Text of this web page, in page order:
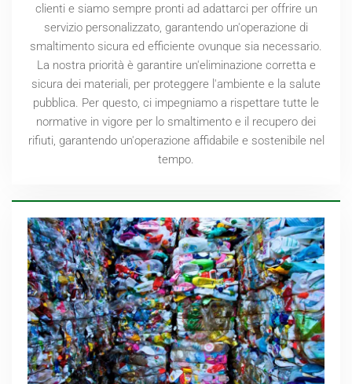
clienti e siamo sempre pronti ad adattarci per offrire un
servizio personalizzato, garantendo un'operazione di
smaltimento sicura ed efficiente ovunque sia necessario.
La nostra priorità è garantire un'eliminazione corretta e
sicura dei materiali, per proteggere l'ambiente e la salute
pubblica. Per questo, ci impegniamo a rispettare tutte le
normative in vigore per lo smaltimento e il recupero dei
rifiuti, garantendo un'operazione affidabile e sostenibile nel
tempo.